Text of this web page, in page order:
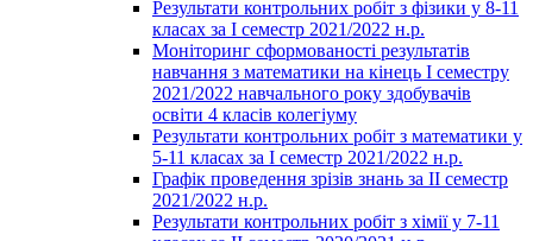
Результати контрольних робіт з фізики у 8-11
класах за І семестр 2021/2022 н.р.
Моніторинг сформованості результатів
навчання з математики на кінець І семестру
2021/2022 навчального року здобувачів
освіти 4 класів колегіуму
Результати контрольних робіт з математики у
5-11 класах за І семестр 2021/2022 н.р.
Графік проведення зрізів знань за ІІ семестр
2021/2022 н.р.
Результати контрольних робіт з хімії у 7-11